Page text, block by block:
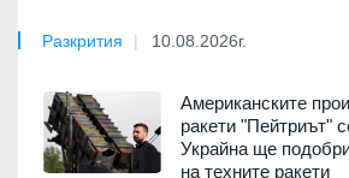
Разкрития 10.08.2026г.
Американските
ракети "Пейтриът"
Украйна ще
на техните ракети